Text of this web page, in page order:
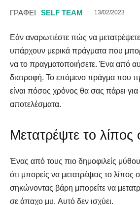
ΓΡΑΦΕΙ SELF TEAM 13/02/2023
Εάν αναρωτιέστε πώς να
υπάρχουν μερικά πράγματα που
να το πραγματοποιήσετε. Ένα από
διατροφή. Το επόμενο πράγμα που
είναι πόσος χρόνος θα σας πάρει για
αποτελέσματα.
Μετατρέψτε το
Ένας από τους πιο δημοφιλείς
ότι μπορείς να μετατρέψεις το λίπος
σηκώνοντας βάρη μπορείτε να
σε άπαχο μυ. Αυτό δεν ισχύει.